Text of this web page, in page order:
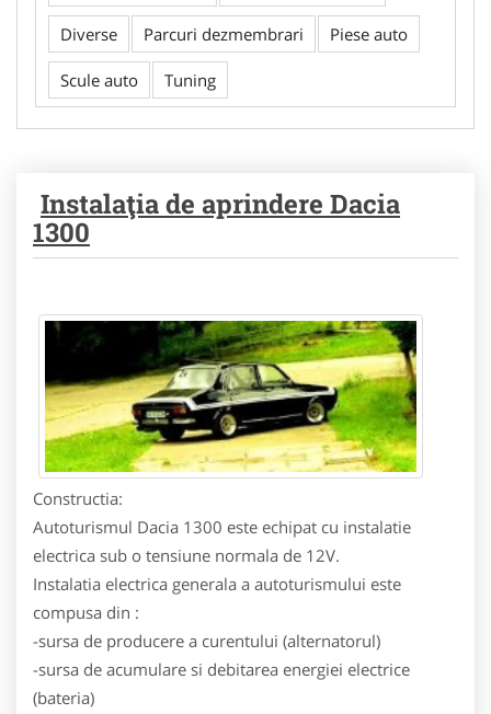
Diverse Parcuri dezmembrari Piese auto
Scule auto Tuning
Instalaţia de aprindere Dacia
1300
Constructia:
Autoturismul Dacia 1300 este echipat cu instalatie
electrica sub o tensiune normala de 12V.
Instalatia electrica generala a autoturismului este
compusa din :
-sursa de producere a curentului (alternatorul)
-sursa de acumulare si debitarea energiei electrice
(bateria)